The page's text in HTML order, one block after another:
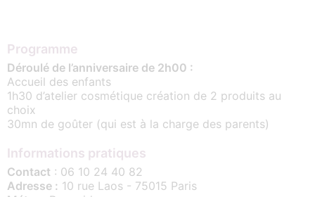
Programme
Déroulé de l’anniversaire de 2h00 :
Accueil des enfants
1h30 d’atelier cosmétique création de 2 produits au
choix
30mn de goûter (qui est à la charge des parents)
Informations pratiques
Contact : 06 10 24 40 82
Adresse : 10 rue Laos - 75015 Paris